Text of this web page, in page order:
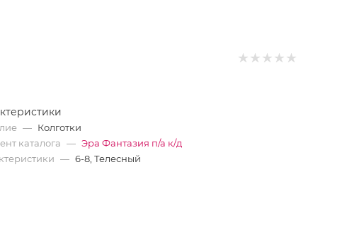
— Колготки
каталога — Эра Фантазия п/а к/д
— 6-8, Телесный